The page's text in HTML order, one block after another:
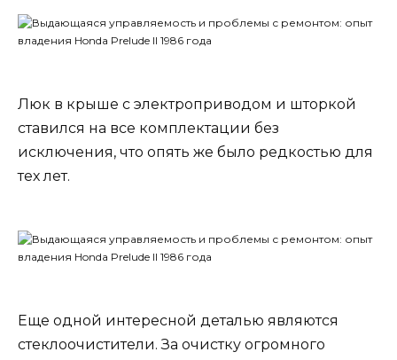
Люк в крыше с электроприводом и шторкой
ставился на все комплектации без
исключения, что опять же было редкостью для
тех лет.
Еще одной интересной деталью являются
стеклоочистители. За очистку огромного